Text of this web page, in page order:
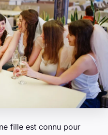
fille est connu pour